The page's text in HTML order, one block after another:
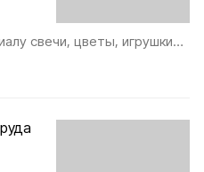
свечи, цветы, игрушки…